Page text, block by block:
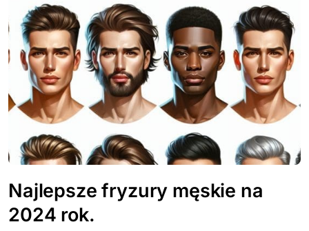
Najlepsze fryzury męskie na
2024 rok.